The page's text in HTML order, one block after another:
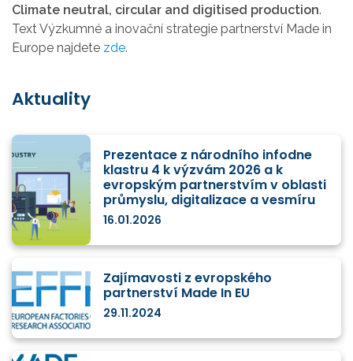
Climate neutral, circular and digitised production.
Text Výzkumné a inovační strategie partnerství Made in
Europe najdete zde.
Aktuality
Prezentace z národního infodne
klastru 4 k výzvám 2026 a k
evropským partnerstvím v oblasti
průmyslu, digitalizace a vesmíru
16.01.2026
Zajímavosti z evropského
partnerství Made In EU
29.11.2024